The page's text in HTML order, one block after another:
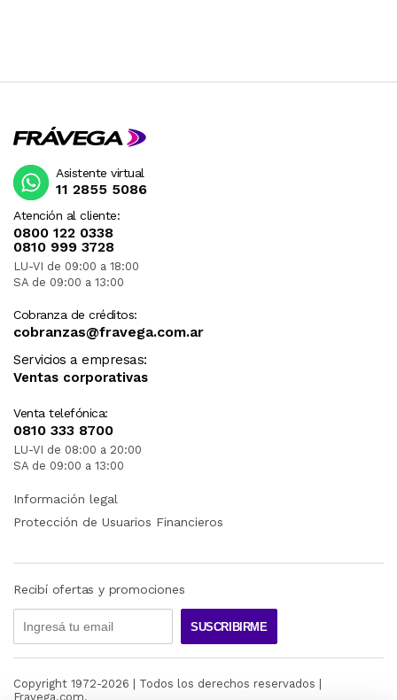
Atención al cliente:
0800 122 0338
0810 999 3728
LU-VI de 09:00 a 18:00
SA de 09:00 a 13:00
Cobranza de créditos:
cobranzas@fravega.com.ar
Servicios a empresas:
Ventas corporativas
Venta telefónica:
0810 333 8700
LU-VI de 08:00 a 20:00
SA de 09:00 a 13:00
Asistente virtual
11 2855 5086
Información legal
Protección de Usuarios Financieros
Recibí ofertas y promociones
SUSCRIBIRME
Copyright 1972-2026 | Todos los derechos reservados |
Fravega.com.